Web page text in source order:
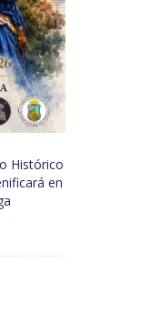
Histórico
en